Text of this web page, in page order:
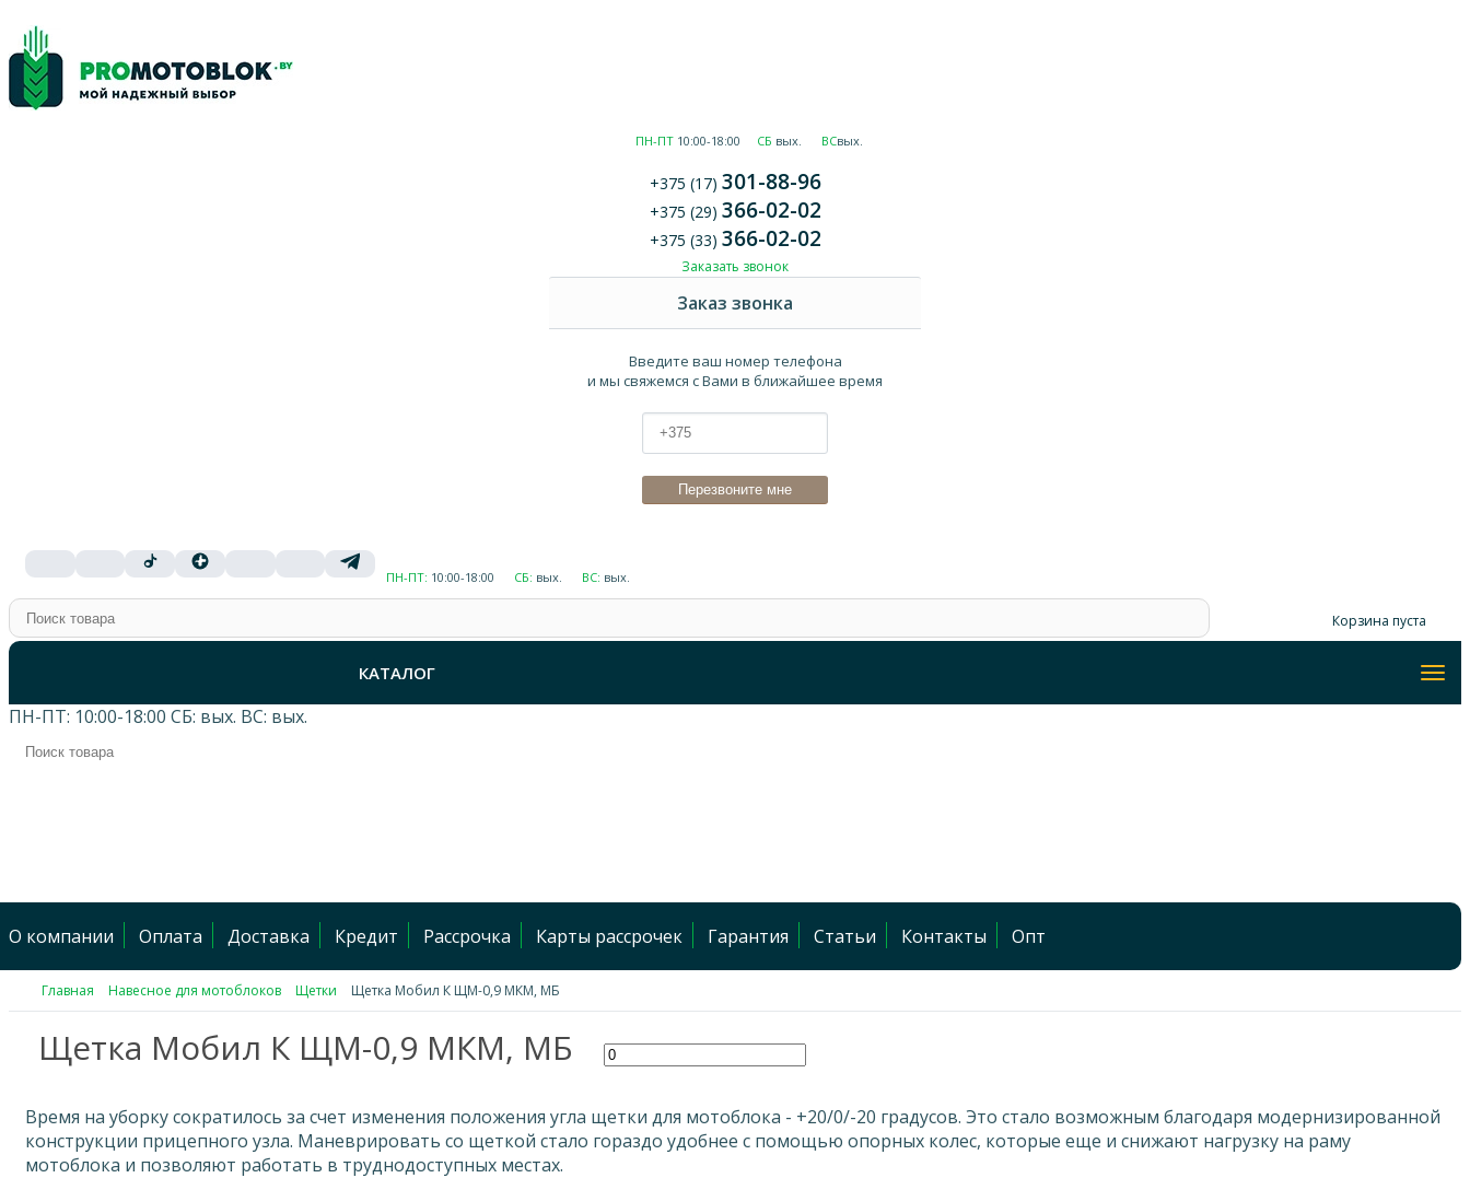
ПН-ПТ10:00-18:00 СБ вых. ВСвых.
+375 (17) 301-88-96
+375 (29) 366-02-02
+375 (33) 366-02-02
Заказать звонок
Заказ звонка
Введите ваш номер телефона
и мы свяжемся с Вами в ближайшее время
ПН-ПТ: 10:00-18:00 СБ: вых. ВС: вых.
Корзина пуста
КАТАЛОГ
ПН-ПТ: 10:00-18:00 СБ: вых. ВС: вых.
О компании Оплата Доставка Кредит Рассрочка Карты рассрочек Гарантия Статьи Контакты Опт
Главная Навесное для мотоблоков Щетки Щетка Мобил К ЩМ-0,9 МКМ, МБ
Щетка Мобил К ЩМ-0,9 МКМ, МБ
Время на уборку сократилось за счет изменения положения угла щетки для мотоблока - +20/0/-20 градусов. Это стало возможным благодаря модернизированной
конструкции прицепного узла. Маневрировать со щеткой стало гораздо удобнее с помощью опорных колес, которые еще и снижают нагрузку на раму
мотоблока и позволяют работать в труднодоступных местах.